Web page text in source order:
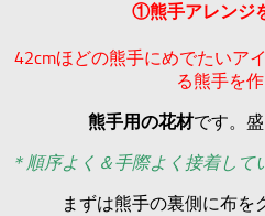
①熊手アレンジ
42cmほどの熊手にめでたいア
る熊手を
熊手用の花材です。
＊順序よく＆手際よく接着し
まずは熊手の裏側に布を